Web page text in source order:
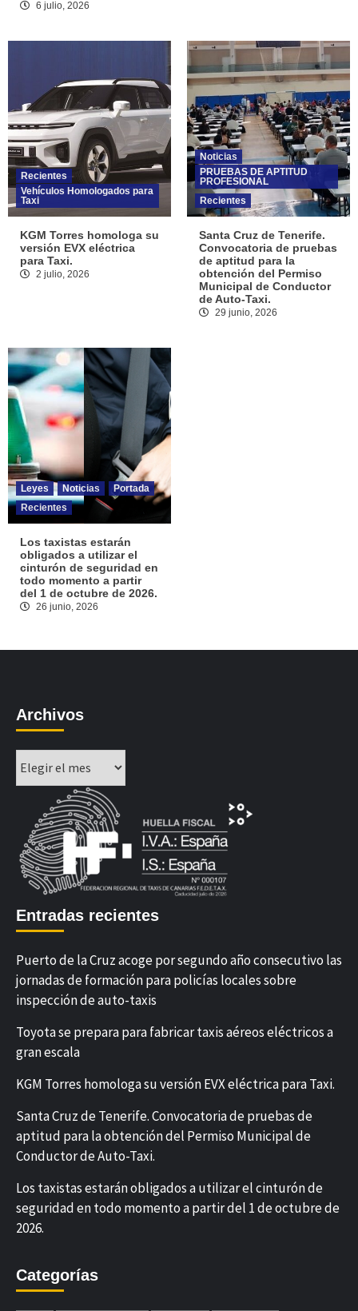
6 julio, 2026
Recientes
Vehículos Homologados para
Taxi
KGM Torres homologa su
versión EVX eléctrica
para Taxi.
2 julio, 2026
Noticias
PRUEBAS DE APTITUD
PROFESIONAL
Recientes
Santa Cruz de Tenerife.
Convocatoria de pruebas
de aptitud para la
obtención del Permiso
Municipal de Conductor
de Auto-Taxi.
29 junio, 2026
Leyes Noticias
Portada
Recientes
Los taxistas estarán
obligados a utilizar el
cinturón de seguridad en
todo momento a partir
del 1 de octubre de 2026.
26 junio, 2026
Archivos
Entradas recientes
Puerto de la Cruz acoge por segundo año consecutivo las
jornadas de formación para policías locales sobre
inspección de auto-taxis
Toyota se prepara para fabricar taxis aéreos eléctricos a
gran escala
KGM Torres homologa su versión EVX eléctrica para Taxi.
Santa Cruz de Tenerife. Convocatoria de pruebas de
aptitud para la obtención del Permiso Municipal de
Conductor de Auto-Taxi.
Los taxistas estarán obligados a utilizar el cinturón de
seguridad en todo momento a partir del 1 de octubre de
2026.
Categorías